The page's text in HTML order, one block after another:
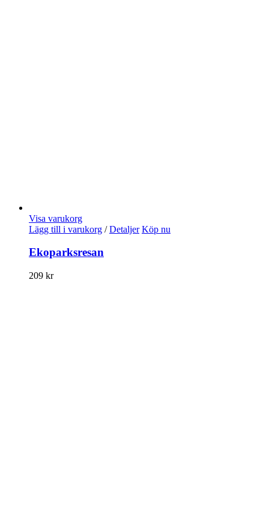
Visa varukorg
Lägg till i varukorg / Detaljer Köp nu
Ekoparksresan
209 kr